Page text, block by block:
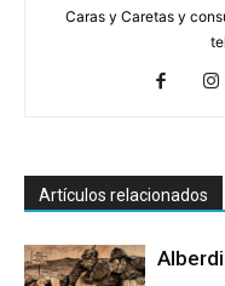
Caras y Caretas y
Artículos relacionados